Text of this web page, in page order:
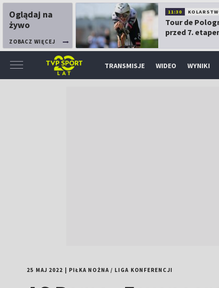
Oglądaj na
żywo
ZOBACZ WIĘCEJ
11:30
Tour de
przed 7.
TRANSMISJE WIDEO WYNIKI
25 MAJ 2022 PIŁKA NOŻNA/ LIGA KONFERENCJI